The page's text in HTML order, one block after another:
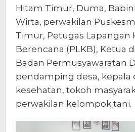
Hitam Timur, Duma,
Wirta, perwakilan
Timur, Petugas Lapangan
Berencana (PLKB), Ketua
Badan Permusyawaratan
pendamping desa, kepala
kesehatan, tokoh
perwakilan kelompok tani.